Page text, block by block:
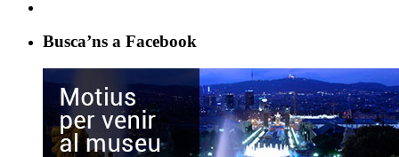
Busca’ns a Facebook